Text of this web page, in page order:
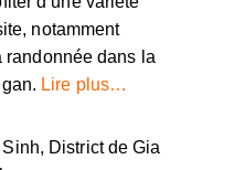
notamment
randonnée dans la
Lire plus…
District de Gia